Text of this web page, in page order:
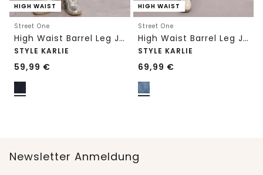
HIGH WAIST
Street One
High Waist Barrel Leg Jeans im Loose Fit
STYLE KARLIE
59,99 €
HIGH WAIST
Street One
High Waist Barrel Leg Jeans im Loose Fit
STYLE KARLIE
69,99 €
Newsletter Anmeldung